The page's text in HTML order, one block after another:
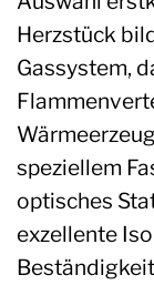
Herzstück
Gassystem,
speziellem
optisches
exzellente